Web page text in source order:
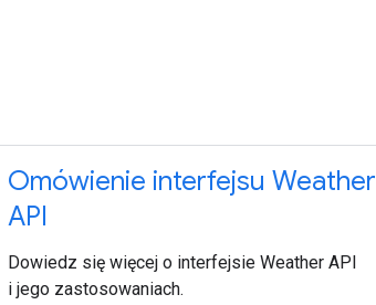
Omówienie interfejsu Weather
API
Dowiedz się więcej o interfejsie Weather API
i jego zastosowaniach.